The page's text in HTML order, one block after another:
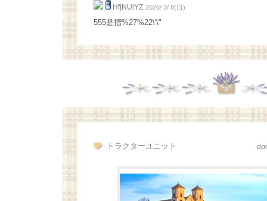
HfjNUlYZ 2026/ 3/ 8(日)
555是摺%27%22\'\"
トラクターユニット